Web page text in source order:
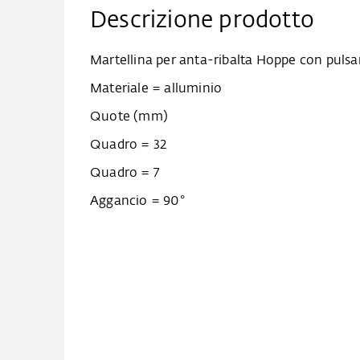
Descrizione prodotto
Martellina per anta-ribalta Hoppe con
Materiale = alluminio
Quote (mm)
Quadro = 32
Quadro = 7
Aggancio = 90°